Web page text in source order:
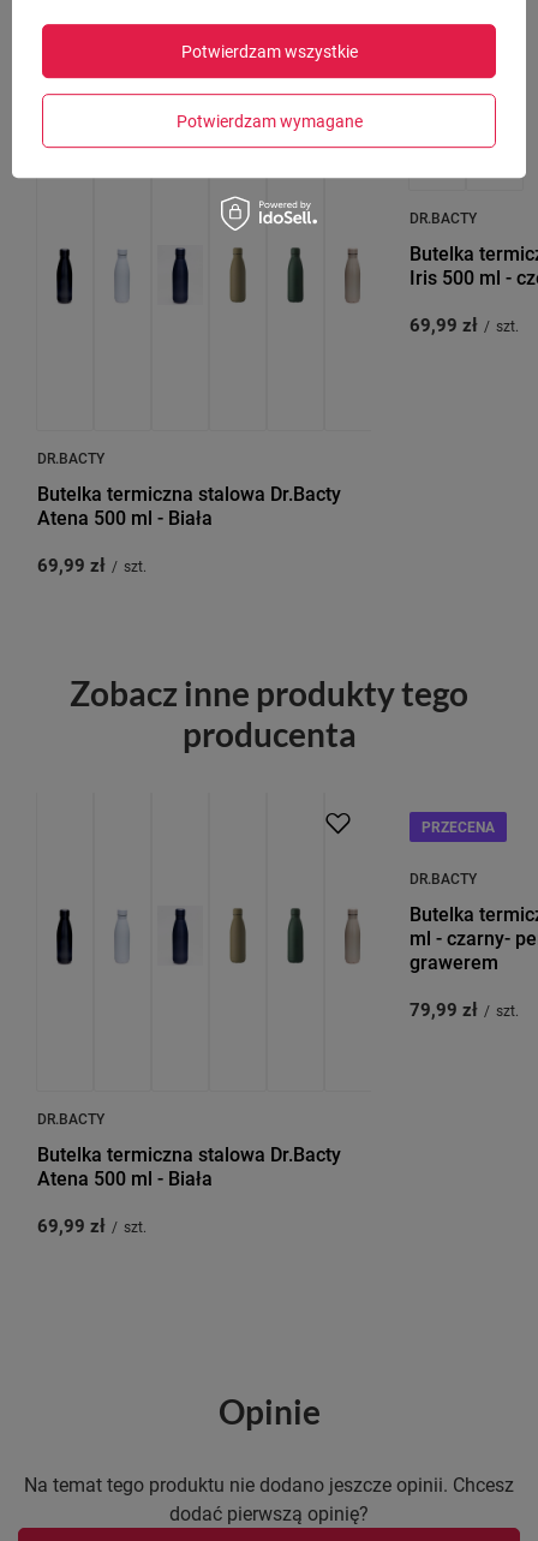
Polecamy również
DR.BACTY
Butelka termiczna stalowa Dr.Bacty
Atena 500 ml - Biała
69,99 zł / szt.
DR.BACTY
Butelka
Iris 500 ml -
69,99 zł / szt.
Zobacz inne produkty tego
producenta
DR.BACTY
Butelka termiczna stalowa Dr.Bacty
Atena 500 ml - Biała
69,99 zł / szt.
PRZECENA
DR.BACTY
Butelka
ml - czarny-
grawerem
79,99 zł / szt.
Opinie
Na temat tego produktu nie dodano jeszcze opinii. Chcesz
dodać pierwszą opinię?
Potwierdzam wymagane
Potwierdzam wszystkie